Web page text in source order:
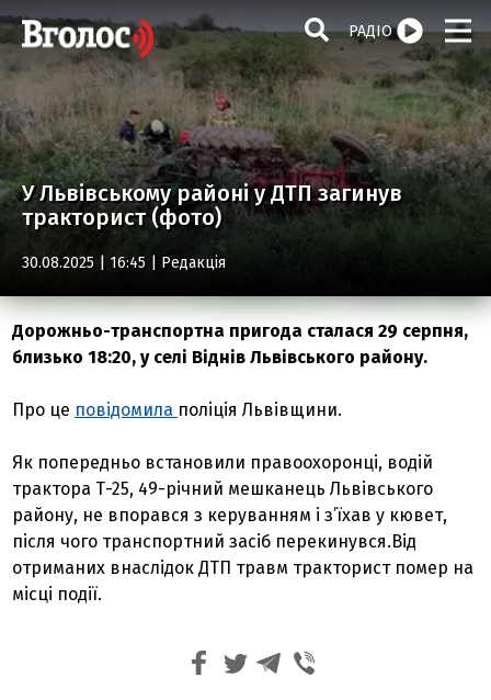
РАДІО
У Львівському районі у ДТП загинув
тракторист (фото)
30.08.2025 | 16:45 | Редакція
Дорожньо-транспортна пригода сталася 29 серпня,
близько 18:20, у селі Віднів Львівського району.
Про це повідомила поліція Львівщини.
Як попередньо встановили правоохоронці, водій
трактора Т-25, 49-річний мешканець Львівського
району, не впорався з керуванням і з’їхав у кювет,
після чого транспортний засіб перекинувся.Від
отриманих внаслідок ДТП травм тракторист помер на
місці події.